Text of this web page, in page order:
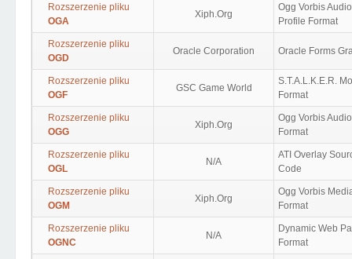
Rozszerzenie pliku
OGA
Xiph.Org
Ogg Vorbis Audio
Profile Format
Rozszerzenie pliku
OGD
Oracle Corporation Oracle Forms
Rozszerzenie pliku
OGF
GSC Game World
S.T.A.L.K.E.R.
Format
Rozszerzenie pliku
OGG
Xiph.Org
Ogg Vorbis Audio
Format
Rozszerzenie pliku
OGL
N/A
ATI Overlay
Code
Rozszerzenie pliku
OGM
Xiph.Org
Ogg Vorbis
Format
Rozszerzenie pliku
OGNC
N/A
Dynamic Web
Format